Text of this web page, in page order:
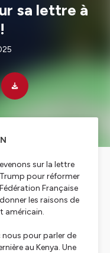
sa lettre à
sur la lettre
pour réformer
Française
les raisons de
américain.
nous pour parler de
au Kenya. Une